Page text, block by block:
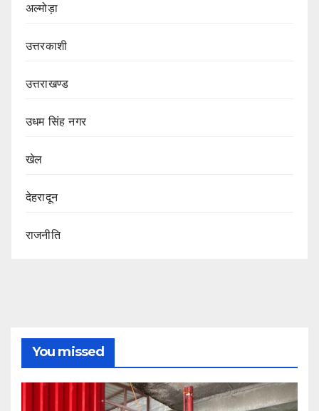
अल्मोड़ा
उत्तरकाशी
उत्तराखण्ड
उधम सिंह नगर
खेल
देहरादून
राजनीति
You missed